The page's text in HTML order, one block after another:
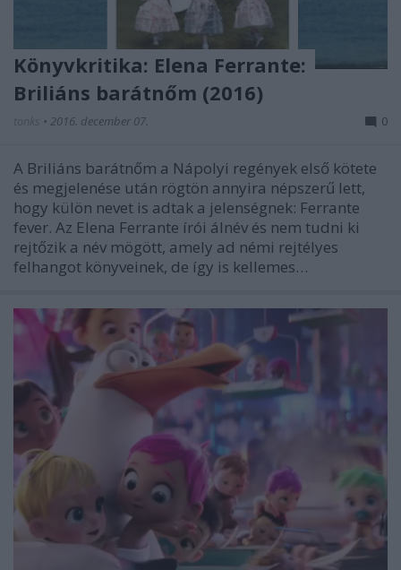
Könyvkritika: Elena Ferrante:
Briliáns barátnőm (2016)
• 2016. december 07. 0
A Briliáns barátnőm a Nápolyi regények első kötete
és megjelenése után rögtön annyira népszerű lett,
hogy külön nevet is adtak a jelenségnek: Ferrante
fever. Az Elena Ferrante írói álnév és nem tudni ki
rejtőzik a név mögött, amely ad némi rejtélyes
felhangot könyveinek, de így is kellemes…